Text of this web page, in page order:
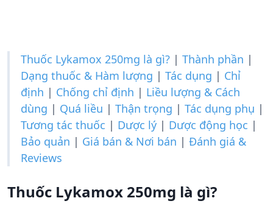
Thuốc Lykamox 250mg là gì? | Thành phần |
Dạng thuốc & Hàm lượng | Tác dụng | Chỉ
định | Chống chỉ định | Liều lượng & Cách
dùng | Quá liều | Thận trọng | Tác dụng phụ |
Tương tác thuốc | Dược lý | Dược động học |
Bảo quản | Giá bán & Nơi bán | Đánh giá &
Reviews
Thuốc Lykamox 250mg là gì?